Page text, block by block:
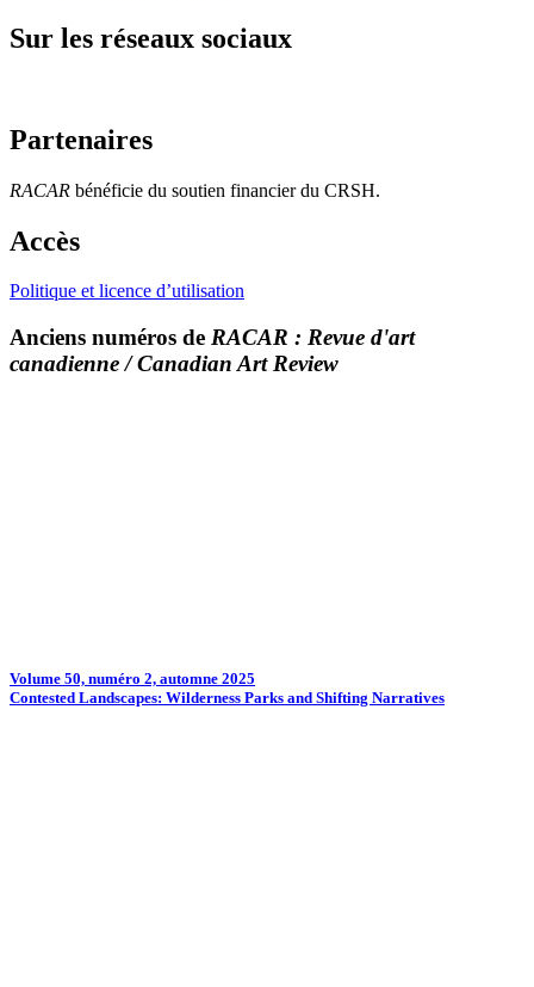
Sur les réseaux sociaux
Partenaires
RACAR bénéficie du soutien financier du CRSH.
Accès
Politique et licence d’utilisation
Anciens numéros de RACAR : Revue d'art
canadienne / Canadian Art Review
Volume 50, numéro 2, automne 2025
Contested Landscapes: Wilderness Parks and Shifting Narratives